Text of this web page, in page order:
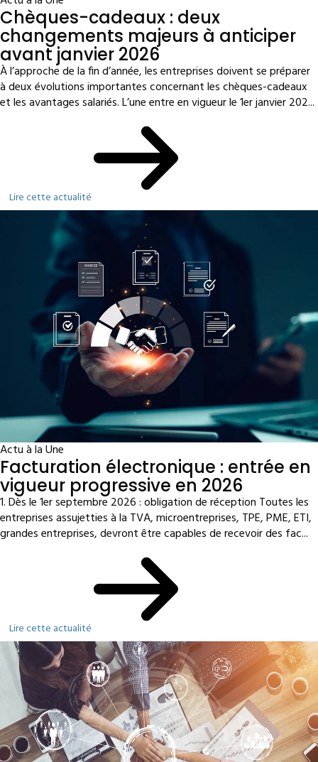
Chèques-cadeaux : deux
changements majeurs à anticiper
avant janvier 2026
À l’approche de la fin d’année, les entreprises doivent se préparer
à deux évolutions importantes concernant les chèques-cadeaux
et les avantages salariés. L’une entre en vigueur le 1er janvier 202...
Lire cette actualité
Actu à la Une
Facturation électronique : entrée en
vigueur progressive en 2026
1. Dès le 1er septembre 2026 : obligation de réception Toutes les
entreprises assujetties à la TVA, microentreprises, TPE, PME, ETI,
grandes entreprises, devront être capables de recevoir des fac...
Lire cette actualité